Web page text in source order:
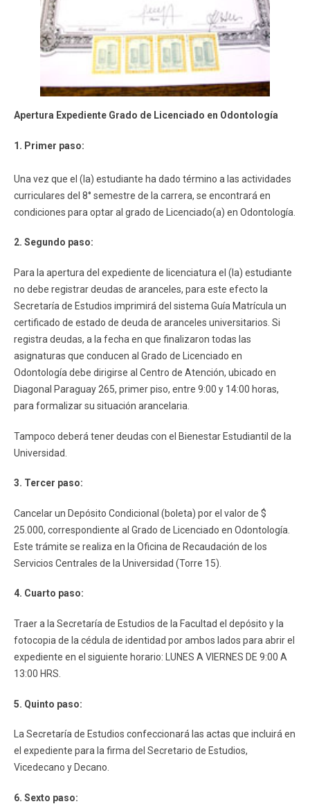
Apertura Expediente Grado de Licenciado en Odontología
1. Primer paso:
Una vez que el (la) estudiante ha dado término a las actividades
curriculares del 8° semestre de la carrera, se encontrará en
condiciones para optar al grado de Licenciado(a) en Odontología.
2. Segundo paso:
Para la apertura del expediente de licenciatura el (la) estudiante
no debe registrar deudas de aranceles, para este efecto la
Secretaría de Estudios imprimirá del sistema Guía Matrícula un
certificado de estado de deuda de aranceles universitarios. Si
registra deudas, a la fecha en que finalizaron todas las
asignaturas que conducen al Grado de Licenciado en
Odontología debe dirigirse al Centro de Atención, ubicado en
Diagonal Paraguay 265, primer piso, entre 9:00 y 14:00 horas,
para formalizar su situación arancelaria.
Tampoco deberá tener deudas con el Bienestar Estudiantil de la
Universidad.
3. Tercer paso:
Cancelar un Depósito Condicional (boleta) por el valor de $
25.000, correspondiente al Grado de Licenciado en Odontología.
Este trámite se realiza en la Oficina de Recaudación de los
Servicios Centrales de la Universidad (Torre 15).
4. Cuarto paso:
Traer a la Secretaría de Estudios de la Facultad el depósito y la
fotocopia de la cédula de identidad por ambos lados para abrir el
expediente en el siguiente horario: LUNES A VIERNES DE 9:00 A
13:00 HRS.
5. Quinto paso:
La Secretaría de Estudios confeccionará las actas que incluirá en
el expediente para la firma del Secretario de Estudios,
Vicedecano y Decano.
6. Sexto paso: